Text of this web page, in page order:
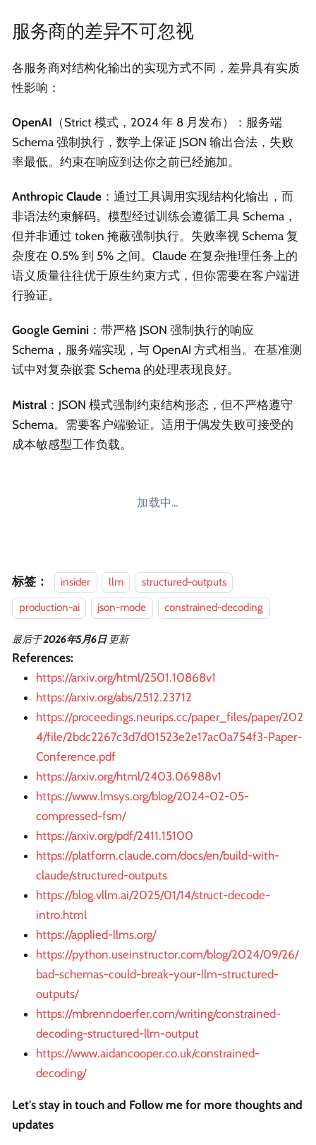
服务商的差异不可忽视
各服务商对结构化输出的实现方式不同，差异具有实质
性影响：
OpenAI （Strict 模式，2024 年 8 月发布）：服务端
Schema 强制执行，数学上保证 JSON 输出合法，失败
率最低。约束在响应到达你之前已经施加。
Anthropic Claude ：通过工具调用实现结构化输出，而
非语法约束解码。模型经过训练会遵循工具 Schema，
但并非通过 token 掩蔽强制执行。失败率视 Schema 复
杂度在 0.5% 到 5% 之间。Claude 在复杂推理任务上的
语义质量往往优于原生约束方式，但你需要在客户端进
行验证。
Google Gemini ：带严格 JSON 强制执行的响应
Schema，服务端实现，与 OpenAI 方式相当。在基准测
试中对复杂嵌套 Schema 的处理表现良好。
Mistral ：JSON 模式强制约束结构形态，但不严格遵守
Schema。需要客户端验证。适用于偶发失败可接受的
成本敏感型工作负载。
加载中…
标签： insider llm
structured-outputs
production-ai
json-mode constrained-decoding
最后于2026年5月6日 更新
References:
https://arxiv.org/html/2501.10868v1
https://arxiv.org/abs/2512.23712
https://proceedings.neurips.cc/paper_files/paper/202
4/file/2bdc2267c3d7d01523e2e17ac0a754f3-Paper-
Conference.pdf
https://arxiv.org/html/2403.06988v1
https://www.lmsys.org/blog/2024-02-05-
compressed-fsm/
https://arxiv.org/pdf/2411.15100
https://platform.claude.com/docs/en/build-with-
claude/structured-outputs
https://blog.vllm.ai/2025/01/14/struct-decode-
intro.html
https://applied-llms.org/
https://python.useinstructor.com/blog/2024/09/26/
bad-schemas-could-break-your-llm-structured-
outputs/
https://mbrenndoerfer.com/writing/constrained-
decoding-structured-llm-output
https://www.aidancooper.co.uk/constrained-
decoding/
Let's stay in touch and Follow me for more thoughts and
updates